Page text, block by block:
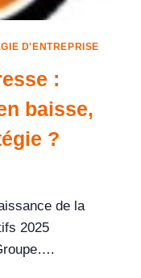
D'ENTREPRISE
:
baisse,
?
de la
2025